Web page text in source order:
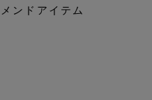
ンドアイテム